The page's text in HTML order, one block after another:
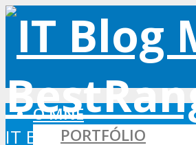
IT Blog - Android, Xbox
O MNE
PORTFÓLIO